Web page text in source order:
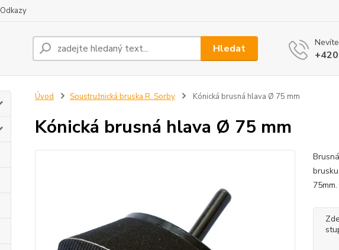
Odkazy
Hledat
Úvod Soustružnická bruska R. Sorby Kónická brusná hlava Ø 75 mm
Kónická brusná hlava Ø 75 mm